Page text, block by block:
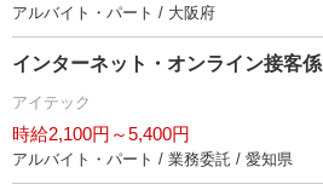
アルバイト・パート / 大阪府
インターネット・オンライン接客係
アイテック
時給2,100円～5,400円
アルバイト・パート / 業務委託 / 愛知県